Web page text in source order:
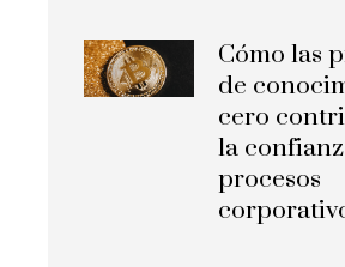
Cómo las
de
cero
la
procesos